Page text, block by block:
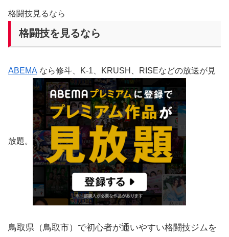
格闘技見るなら
格闘技を見るなら
ABEMA なら修斗、K-1、KRUSH、RISEなどの放送が見
放題。
鳥取県（鳥取市）で初心者が通いやすい格闘技ジムを